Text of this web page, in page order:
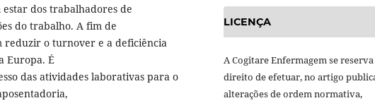
dos trabalhadores de
do trabalho. A fim de
reduzir o turnover e a deficiência
Europa. É
das atividades laborativas para o
LICENÇA
A Cogitare Enfermagem se
direito de efetuar, no artigo
alterações de ordem normativa,